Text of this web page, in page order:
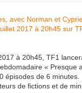
à 20h45, TF1
« Presque
épisodes de 6 minutes.
de fictions et de